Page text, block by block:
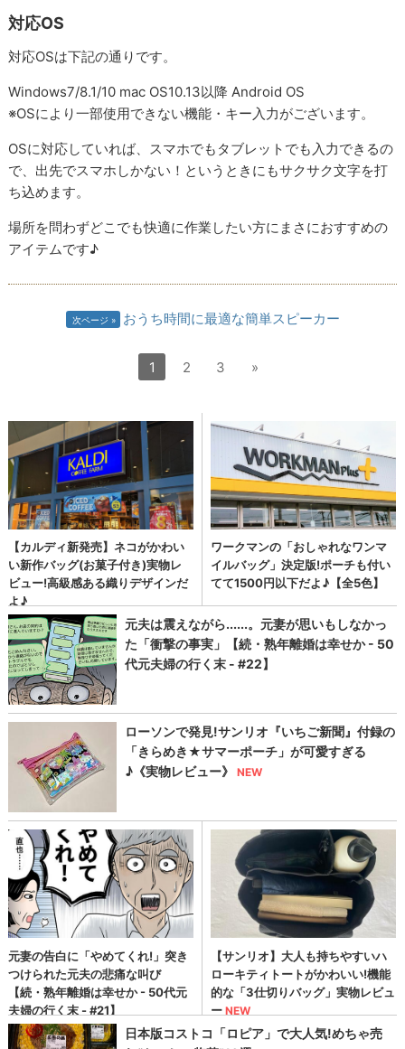
対応OS
対応OSは下記の通りです。
Windows7/8.1/10 mac OS10.13以降 Android OS
※OSにより一部使用できない機能・キー入力がございます。
OSに対応していれば、スマホでもタブレットでも入力できるの
で、出先でスマホしかない！というときにもサクサク文字を打
ち込めます。
場所を問わずどこでも快適に作業したい方にまさにおすすめの
アイテムです♪
次ページ おうち時間に最適な簡単スピーカー
1 2 3 »